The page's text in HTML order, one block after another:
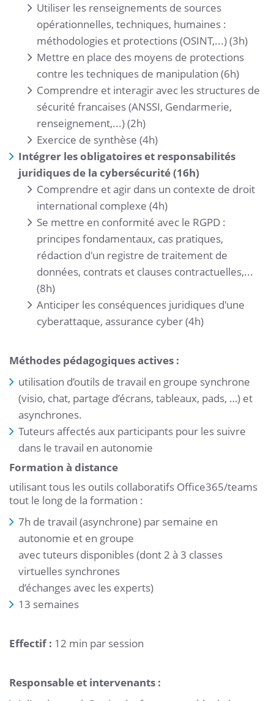
Utiliser les renseignements de sources
opérationnelles, techniques, humaines :
méthodologies et protections (OSINT,...) (3h)
Mettre en place des moyens de protections
contre les techniques de manipulation (6h)
Comprendre et interagir avec les structures de
sécurité francaises (ANSSI, Gendarmerie,
renseignement,...) (2h)
Exercice de synthèse (4h)
Intégrer les obligatoires et responsabilités
juridiques de la cybersécurité (16h)
Comprendre et agir dans un contexte de droit
international complexe (4h)
Se mettre en conformité avec le RGPD :
principes fondamentaux, cas pratiques,
rédaction d'un registre de traitement de
données, contrats et clauses contractuelles,...
(8h)
Anticiper les conséquences juridiques d'une
cyberattaque, assurance cyber (4h)
Méthodes pédagogiques actives :
utilisation d’outils de travail en groupe synchrone
(visio, chat, partage d’écrans, tableaux, pads, …) et
asynchrones.
Tuteurs affectés aux participants pour les suivre
dans le travail en autonomie
Formation à distance
utilisant tous les outils collaboratifs Office365/teams
tout le long de la formation :
7h de travail (asynchrone) par semaine en
autonomie et en groupe
avec tuteurs disponibles (dont 2 à 3 classes
virtuelles synchrones
d’échanges avec les experts)
13 semaines
Effectif : 12 min par session
Responsable et intervenants :